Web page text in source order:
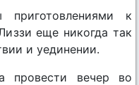
к
еще никогда так
и уединении.
провести вечер во